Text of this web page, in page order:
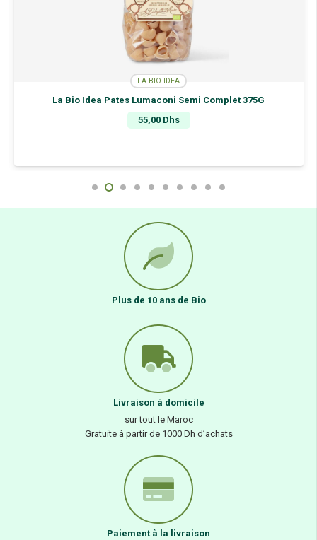
LA BIO IDEA
La Bio Idea Pates Lumaconi Semi Complet 375G
55,00 Dhs
Plus de 10 ans de Bio
Livraison à domicile
sur tout le Maroc
Gratuite à partir de 1000 Dh d’achats
Paiement à la livraison